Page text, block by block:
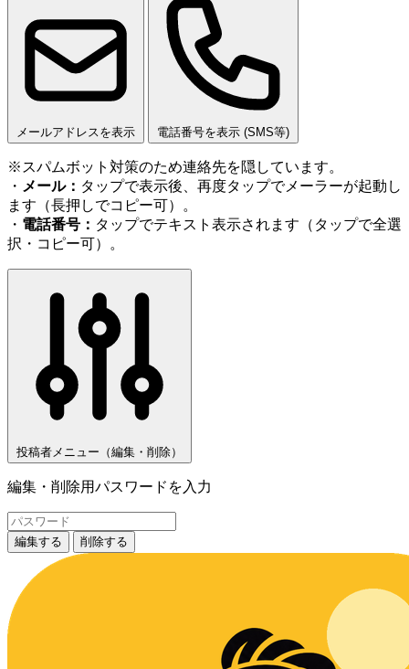
メールアドレスを表示 電話番号を表示 (SMS等)
※スパムボット対策のため連絡先を隠しています。
・ メール： タップで表示後、再度タップでメーラーが起動し
ます（長押しでコピー可）。
・ 電話番号： タップでテキスト表示されます（タップで全選
択・コピー可）。
投稿者メニュー（編集・削除）
編集・削除用パスワードを入力
編集する 削除する